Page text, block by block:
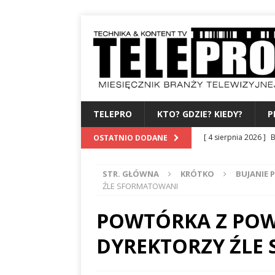
TELEPRO KTO? GDZIE? KIEDY?
OSTATNIO DODANE [ 4 sierpnia 2026 ]
[ 3 sierpnia 2026 ]
[ 31 lipca 2026 ]
[ 27 lipca 2026 ]
STR. GŁÓWNA KRÓTKO BUJANIE
ŹLE SFORMATOWANI
POWTÓRKA Z
DYREKTORZY